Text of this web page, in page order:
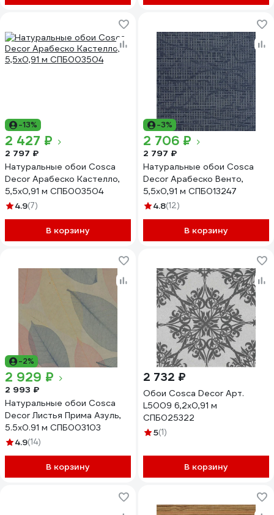
-13%
2 427 ₽
2 797 ₽
Натуральные обои Cosca
Decor Арабеско Кастелло,
5,5x0,91 м СПБ003504
4.9(7)
В корзину
-3%
2 706 ₽
2 797 ₽
Натуральные обои Cosca
Decor Арабеско Венто,
5,5x0,91 м СПБ013247
4.8(12)
В корзину
-2%
2 929 ₽
2 993 ₽
Натуральные обои Cosca
Decor Листья Прима Азуль,
5.5x0.91 м СПБ003103
4.9(14)
В корзину
2 732 ₽
Обои Cosca Decor Арт.
L5009 6,2x0,91 м
СПБ025322
5(1)
В корзину